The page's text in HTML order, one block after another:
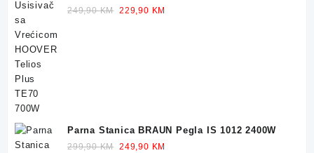
TE70 700W
249,90KM Original
229,90 KM
Parna Stanica BRAUN Pegla IS 1012 2400W
299,90KM Original
249,90 KM